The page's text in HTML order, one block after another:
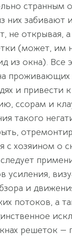
странным
них забивают
не открывая,
(может, им
из окна). Все
проживающих
и привести к
ссорам и
такого
с хозяином о
усиления,
и
потоков, а
решеток —